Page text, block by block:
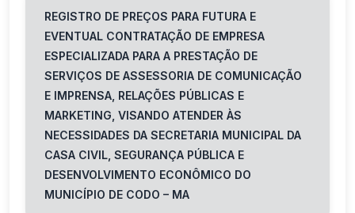
REGISTRO DE PREÇOS PARA FUTURA E
EVENTUAL CONTRATAÇÃO DE EMPRESA
ESPECIALIZADA PARA A PRESTAÇÃO DE
SERVIÇOS DE ASSESSORIA DE COMUNICAÇÃO
E IMPRENSA, RELAÇÕES PÚBLICAS E
MARKETING, VISANDO ATENDER ÀS
NECESSIDADES DA SECRETARIA MUNICIPAL DA
CASA CIVIL, SEGURANÇA PÚBLICA E
DESENVOLVIMENTO ECONÔMICO DO
MUNICÍPIO DE CODO – MA